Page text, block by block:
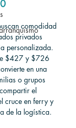
comodidad
privados
personalizada.
$427 y $726
en una
o grupos
el
cruce en ferry y
de la logística.